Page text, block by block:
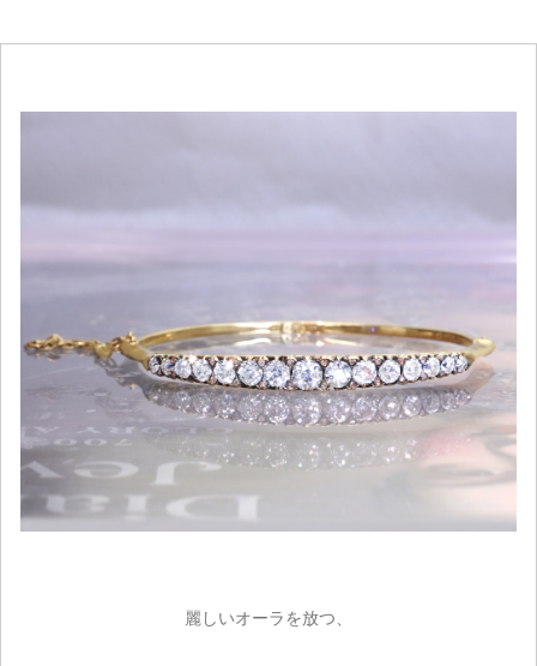
麗しいオーラを放つ、